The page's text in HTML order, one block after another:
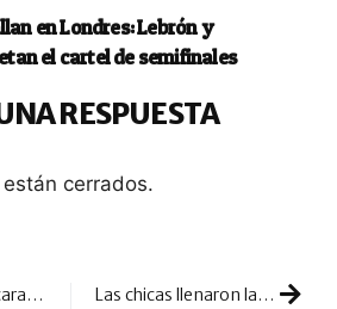
en Londres: Lebrón y
el cartel de semifinales
RESPUESTA
cerrados.
El noveno cara a cara es para Ari y Paula, las reinas de Suecia Las chicas llenaron las pistas de aficionados para su comienzo de cuadro en Madrid